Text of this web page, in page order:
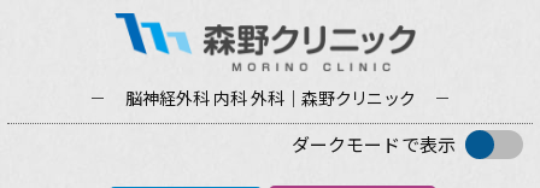
脳神経外科 内科 外科｜森野クリニック
ダークモードで表示